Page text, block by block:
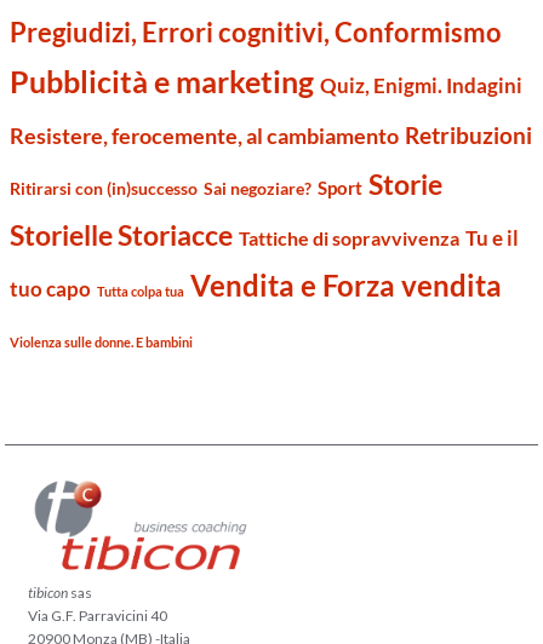
Pregiudizi, Errori cognitivi, Conformismo
Pubblicità e marketing Quiz, Enigmi. Indagini
Resistere, ferocemente, al cambiamento Retribuzioni
Ritirarsi con (in)successo Sai negoziare? Sport Storie
Storielle Storiacce Tattiche di sopravvivenza Tu e il
tuo capo Tutta colpa tua Vendita e Forza vendita
Violenza sulle donne. E bambini
tibicon sas
Via G.F. Parravicini 40
20900 Monza (MB) -Italia